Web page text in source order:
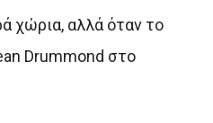
χώρια, αλλά όταν το
Drummond στο